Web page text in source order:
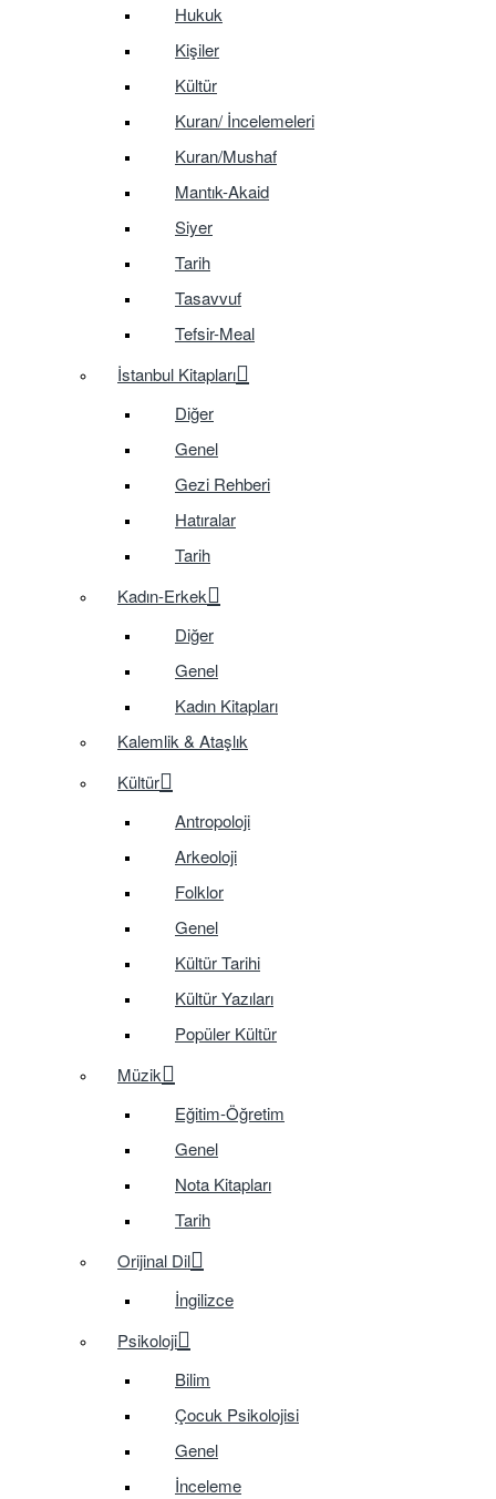
Hukuk
Kişiler
Kültür
Kuran/ İncelemeleri
Kuran/Mushaf
Mantık-Akaid
Siyer
Tarih
Tasavvuf
Tefsir-Meal
İstanbul Kitapları
Diğer
Genel
Gezi Rehberi
Hatıralar
Tarih
Kadın-Erkek
Diğer
Genel
Kadın Kitapları
Kalemlik & Ataşlık
Kültür
Antropoloji
Arkeoloji
Folklor
Genel
Kültür Tarihi
Kültür Yazıları
Popüler Kültür
Müzik
Eğitim-Öğretim
Genel
Nota Kitapları
Tarih
Orijinal Dil
İngilizce
Psikoloji
Bilim
Çocuk Psikolojisi
Genel
İnceleme